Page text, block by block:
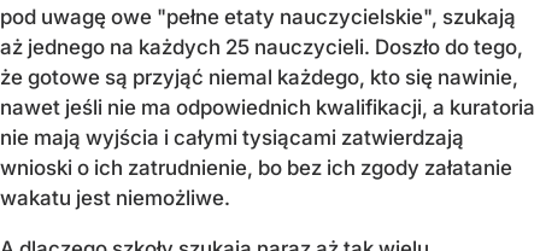
pod uwagę owe "pełne etaty nauczycielskie", szukają
aż jednego na każdych 25 nauczycieli. Doszło do tego,
że gotowe są przyjąć niemal każdego, kto się nawinie,
nawet jeśli nie ma odpowiednich kwalifikacji, a kuratoria
nie mają wyjścia i całymi tysiącami zatwierdzają
wnioski o ich zatrudnienie, bo bez ich zgody załatanie
wakatu jest niemożliwe.